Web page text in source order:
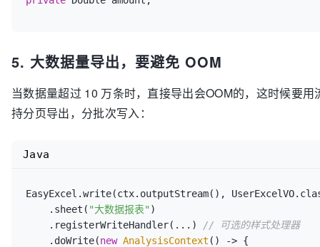
5. 大数据量导出，要避免 OOM
当数据量超过 10 万条时，直接导出会OOM的，这时候要
持分页导出，分批次写入：
EasyExcel.write(ctx.outputStream(),
    .sheet(
"大数据报表" )
    .registerWriteHandler(...)
// 可选的样式处理器
    .doWrite(
new AnalysisContext () -> {
Java